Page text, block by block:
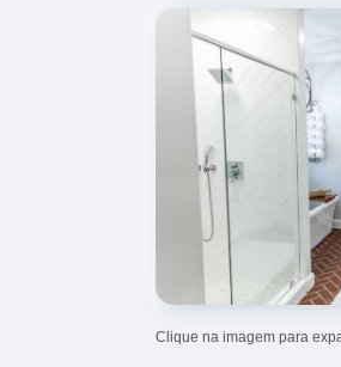
Clique na imagem para